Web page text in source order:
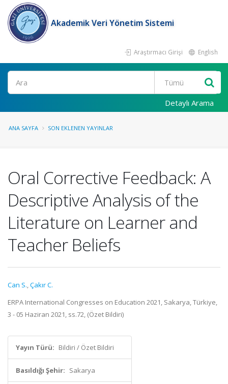
Akademik Veri Yönetim Sistemi
Araştırmacı Girişi English
Ara
Detaylı Arama
ANA SAYFA SON EKLENEN YAYINLAR
Oral Corrective Feedback: A
Descriptive Analysis of the
Literature on Learner and
Teacher Beliefs
Can S.,Çakır C.
ERPA International Congresses on Education 2021, Sakarya, Türkiye,
3 - 05 Haziran 2021, ss.72, (Özet Bildiri)
Yayın Türü: Bildiri / Özet Bildiri
Basıldığı Şehir: Sakarya